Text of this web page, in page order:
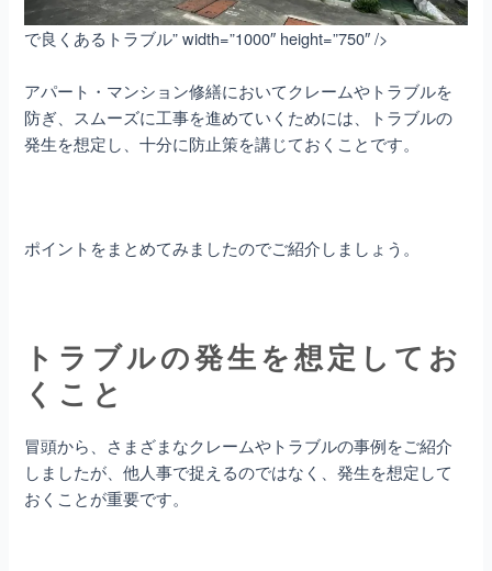
で良くあるトラブル” width=”1000″ height=”750″ />
アパート・マンション修繕においてクレームやトラブルを
防ぎ、スムーズに工事を進めていくためには、トラブルの
発生を想定し、十分に防止策を講じておくことです。
ポイントをまとめてみましたのでご紹介しましょう。
トラブルの発生を想定してお
くこと
冒頭から、さまざまなクレームやトラブルの事例をご紹介
しましたが、他人事で捉えるのではなく、発生を想定して
おくことが重要です。